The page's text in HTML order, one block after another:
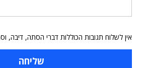
אין לשלוח תגובות הכוללות דברי הסתה, דיבה,